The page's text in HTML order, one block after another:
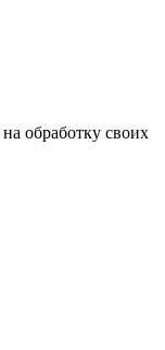
обработку своих